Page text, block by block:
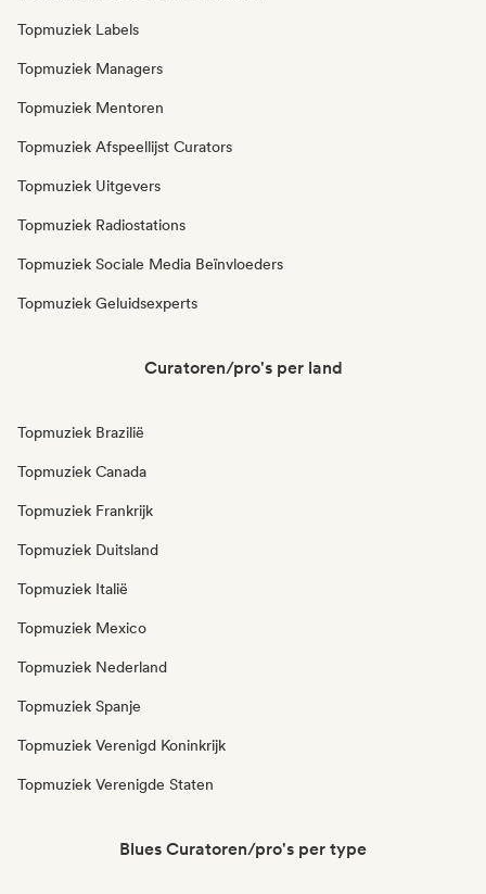
Topmuziek Labels
Topmuziek Managers
Topmuziek Mentoren
Topmuziek Afspeellijst Curators
Topmuziek Uitgevers
Topmuziek Radiostations
Topmuziek Sociale Media Beïnvloeders
Topmuziek Geluidsexperts
Curatoren/pro's per land
Topmuziek Brazilië
Topmuziek Canada
Topmuziek Frankrijk
Topmuziek Duitsland
Topmuziek Italië
Topmuziek Mexico
Topmuziek Nederland
Topmuziek Spanje
Topmuziek Verenigd Koninkrijk
Topmuziek Verenigde Staten
Blues Curatoren/pro's per type